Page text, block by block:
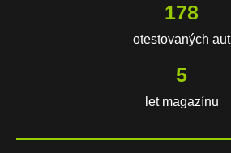
215
otestovaných aut
6
let magazínu